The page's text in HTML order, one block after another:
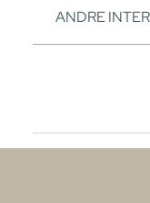
ANDRE